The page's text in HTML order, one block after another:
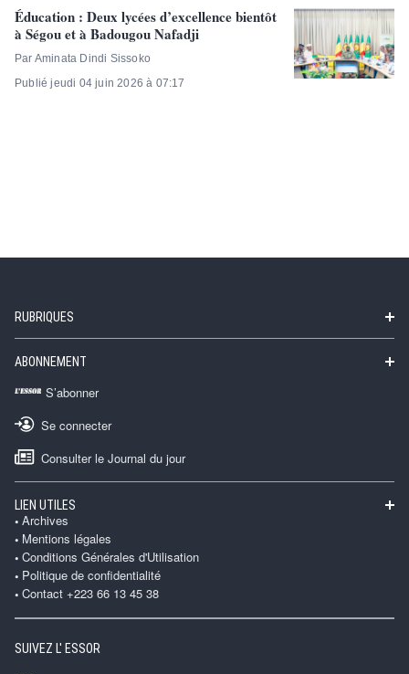
Éducation : Deux lycées d’excellence bientôt
à Ségou et à Badougou Nafadji
Par Aminata Dindi Sissoko
Publié jeudi 04 juin 2026 à 07:17
RUBRIQUES
ABONNEMENT
S’abonner
Se connecter
Consulter le Journal du jour
LIEN UTILES
Archives
Mentions légales
Conditions Générales d'Utilisation
Politique de confidentialité
Contact +223 66 13 45 38
SUIVEZ L' ESSOR